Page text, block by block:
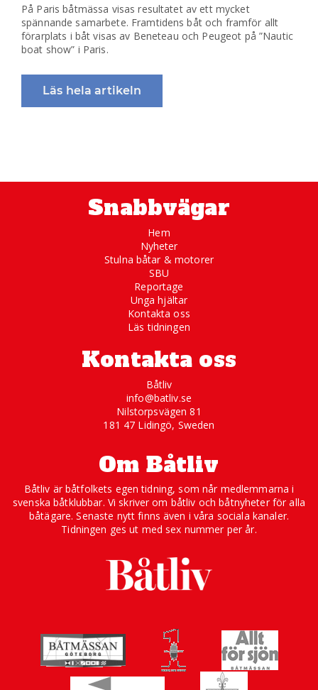
På Paris båtmässa visas resultatet av ett mycket
spännande samarbete. Framtidens båt och framför allt
förarplats i båt visas av Beneteau och Peugeot på ”Nautic
boat show” i Paris.
Läs hela artikeln
Snabbvägar
Hem
Nyheter
Stulna båtar & motorer
SBU
Reportage
Unga hjältar
Kontakta oss
Läs tidningen
Kontakta oss
Båtliv
info@batliv.se
Nilstorpsvägen 81
181 47 Lidingö, Sweden
Om Båtliv
Båtliv är båtfolkets egen tidning, som når medlemmarna i
svenska båtklubbar. Vi skriver om båtliv och båtnyheter för alla
båtägare. Senaste nytt finns även i våra sociala kanaler.
Tidningen ges ut med sex nummer per år.